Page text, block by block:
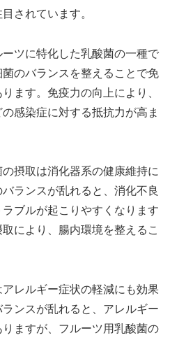
されています。
ツに特化した乳酸菌の一種で
のバランスを整えることで免
ます。免疫力の向上により、
感染症に対する抵抗力が高ま
摂取は消化器系の健康維持に
ランスが乱れると、消化不良
ブルが起こりやすくなります
により、腸内環境を整えるこ
レルギー症状の軽減にも効果
ンスが乱れると、アレルギー
ますが、フルーツ用乳酸菌の